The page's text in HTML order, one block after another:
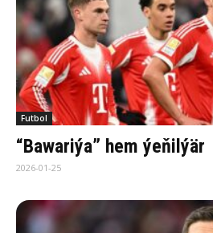
Futbol
“Bawariýa” hem ýeňilýär
2026-01-25